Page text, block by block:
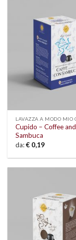
Cupido – Coffee and
Sambuca
da:€ 0,19